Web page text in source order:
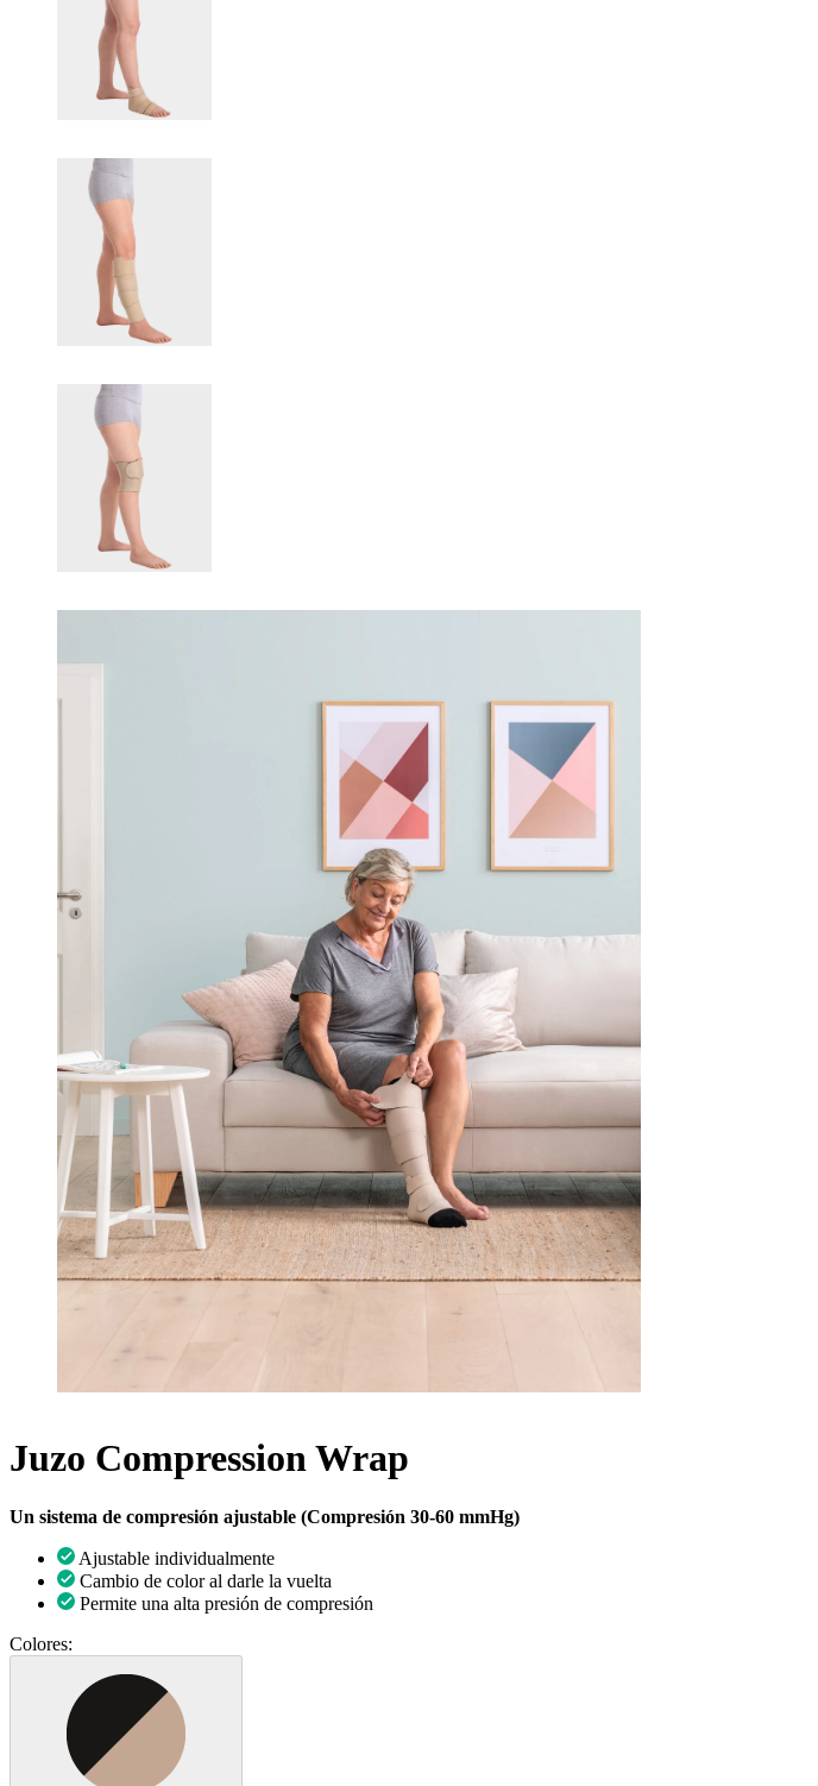
Juzo Compression Wrap
Un sistema de compresión ajustable (Compresión 30-60 mmHg)
Ajustable individualmente
Cambio de color al darle la vuelta
Permite una alta presión de compresión
Colores: